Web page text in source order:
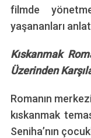
filmde
yaşananları
Kıskanmak
Üzerinden
Romanın
kıskanmak
Seniha’nın